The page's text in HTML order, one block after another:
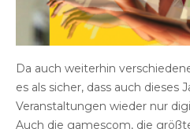
Da auch weiterhin
es als sicher, dass auch dieses
Veranstaltungen wieder nur
Auch die gamescom, die